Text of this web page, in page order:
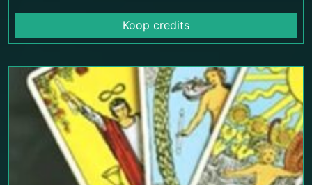
Koop credits